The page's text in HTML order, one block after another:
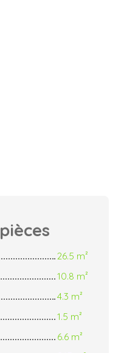
pièces
26.5 m²
10.8 m²
4.3 m²
1.5 m²
6.6 m²